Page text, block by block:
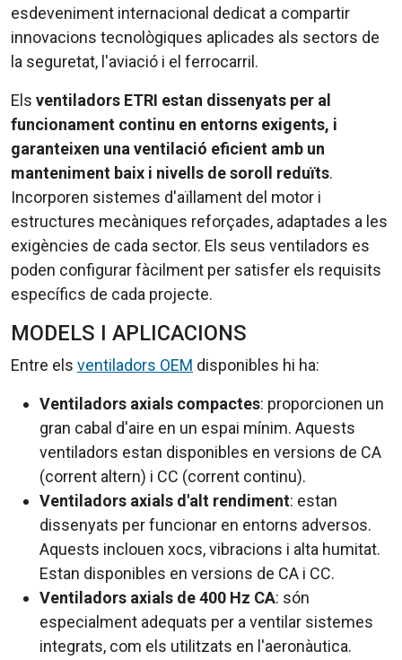
esdeveniment internacional dedicat a compartir
innovacions tecnològiques aplicades als sectors de
la seguretat, l'aviació i el ferrocarril.
Els ventiladors ETRI estan dissenyats per al
funcionament continu en entorns exigents, i
garanteixen una ventilació eficient amb un
manteniment baix i nivells de soroll reduïts.
Incorporen sistemes d'aïllament del motor i
estructures mecàniques reforçades, adaptades a les
exigències de cada sector. Els seus ventiladors es
poden configurar fàcilment per satisfer els requisits
específics de cada projecte.
MODELS I APLICACIONS
Entre els ventiladors OEM disponibles hi ha:
Ventiladors axials compactes: proporcionen un
gran cabal d'aire en un espai mínim. Aquests
ventiladors estan disponibles en versions de CA
(corrent altern) i CC (corrent continu).
Ventiladors axials d'alt rendiment: estan
dissenyats per funcionar en entorns adversos.
Aquests inclouen xocs, vibracions i alta humitat.
Estan disponibles en versions de CA i CC.
Ventiladors axials de 400 Hz CA: són
especialment adequats per a ventilar sistemes
integrats, com els utilitzats en l'aeronàutica.